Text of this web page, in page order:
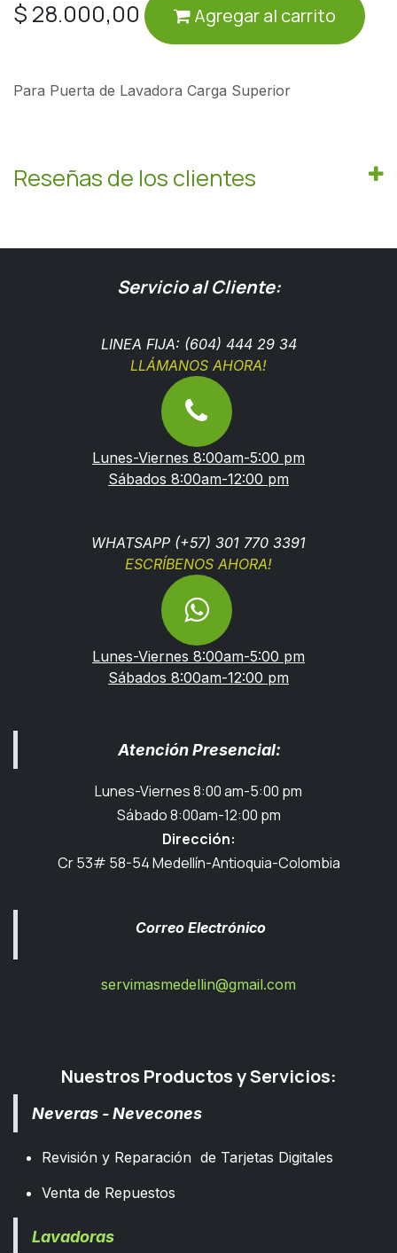
$ 28.000,00 Agregar al carrito
Para Puerta de Lavadora Carga Superior
Reseñas de los clientes
Servicio al Cliente:
LINEA FIJA: (604) 444 29 34
LLÁMANOS AHORA!
Lunes-Viernes 8:00am-5:00 pm
Sábados 8:00am-12:00 pm
WHATSAPP (+57) 301 770 3391
ESCRÍBENOS AHORA!
Lunes-Viernes 8:00am-5:00 pm
Sábados 8:00am-12:00 pm
Atención Presencial:
Lunes-Viernes 8:00 am-5:00 pm
Sábado 8:00am-12:00 pm
Dirección:
Cr 53# 58-54 Medellín-Antioquia-Colombia
Correo Electrónico
servimasmedellin@gmail.com
Nuestros Productos y Servicios:
Neveras - Nevecones
Revisión y Reparación de Tarjetas Digitales
Venta de Repuestos
Lavadoras